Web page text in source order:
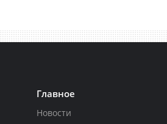
Главное
Новости